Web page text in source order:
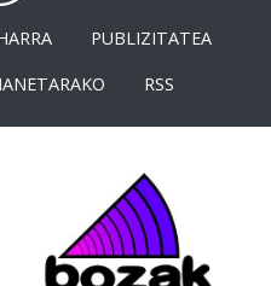
PUBLIZITATEA
RSS